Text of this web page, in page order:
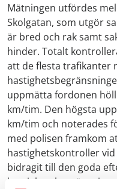
Mätningen utfördes
Skolgatan, som utgör
är bred och rak samt
hinder. Totalt
att de flesta trafikanter
uppmätta fordonen
km/tim. Den högsta
km/tim och noterades
med polisen framkom
hastighetskontroller
bidragit till den goda